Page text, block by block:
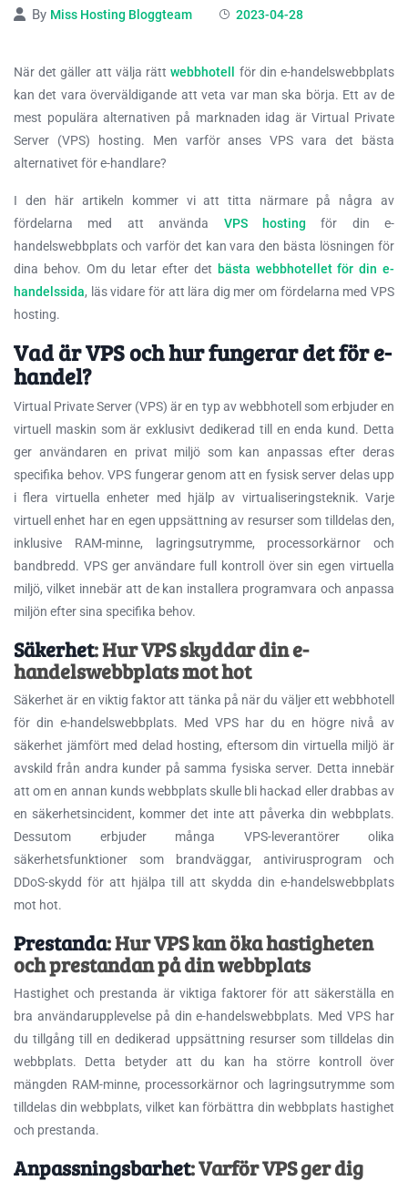
By Miss Hosting Bloggteam 2023-04-28
När det gäller att välja rättwebbhotell
för din e-handelswebbplats
kan det vara överväldigande att veta var man ska börja. Ett av de
mest populära alternativen på marknaden idag är Virtual Private
Server (VPS) hosting. Men varför anses VPS vara det bästa
alternativet för e-handlare?
I den här artikeln kommer vi att titta närmare på några av
fördelarna med att använda VPS hosting för din e-
handelswebbplats och varför det kan vara den bästa lösningen för
dina behov. Om du letar efter det bästa webbhotellet för din e-
handelssida, läs vidare för att lära dig mer om fördelarna med VPS
hosting.
Vad är VPS och hur fungerar det för e-
handel?
Virtual Private Server (VPS) är en typ av webbhotell som erbjuder en
virtuell maskin som är exklusivt dedikerad till en enda kund. Detta
ger användaren en privat miljö som kan anpassas efter deras
specifika behov. VPS fungerar genom att en fysisk server delas upp
i flera virtuella enheter med hjälp av virtualiseringsteknik. Varje
virtuell enhet har en egen uppsättning av resurser som tilldelas den,
inklusive RAM-minne, lagringsutrymme, processorkärnor och
bandbredd. VPS ger användare full kontroll över sin egen virtuella
miljö, vilket innebär att de kan installera programvara och anpassa
miljön efter sina specifika behov.
Säkerhet: Hur VPS skyddar din e-
handelswebbplats mot hot
Säkerhet är en viktig faktor att tänka på när du väljer ett webbhotell
för din e-handelswebbplats. Med VPS har du en högre nivå av
säkerhet jämfört med delad hosting, eftersom din virtuella miljö är
avskild från andra kunder på samma fysiska server. Detta innebär
att om en annan kunds webbplats skulle bli hackad eller drabbas av
en säkerhetsincident, kommer det inte att påverka din webbplats.
Dessutom erbjuder många VPS-leverantörer olika
säkerhetsfunktioner som brandväggar, antivirusprogram och
DDoS-skydd för att hjälpa till att skydda din e-handelswebbplats
mot hot.
Prestanda: Hur VPS kan öka hastigheten
och prestandan på din webbplats
Hastighet och prestanda är viktiga faktorer för att säkerställa en
bra användarupplevelse på din e-handelswebbplats. Med VPS har
du tillgång till en dedikerad uppsättning resurser som tilldelas din
webbplats. Detta betyder att du kan ha större kontroll över
mängden RAM-minne, processorkärnor och lagringsutrymme som
tilldelas din webbplats, vilket kan förbättra din webbplats hastighet
och prestanda.
Anpassningsbarhet: Varför VPS ger dig